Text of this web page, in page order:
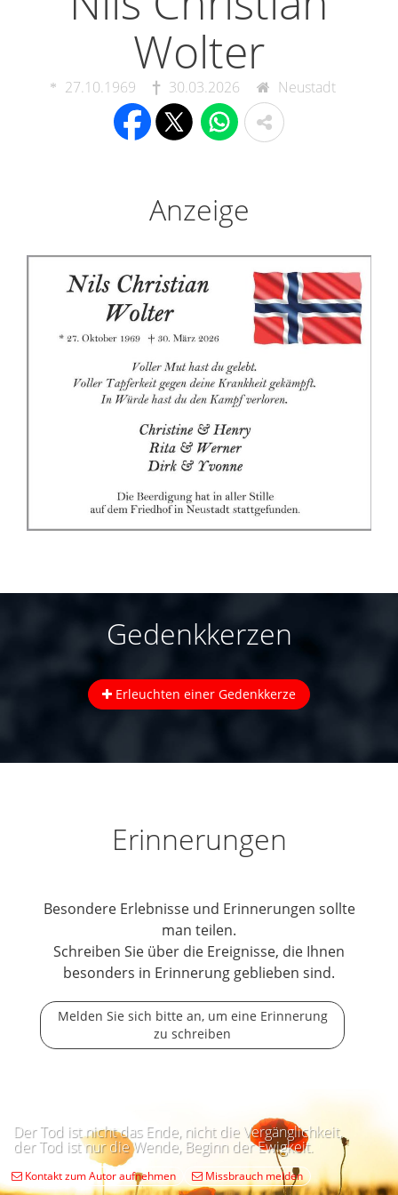
Wolter
27.10.1969 30.03.2026 Neustadt
Anzeige
Gedenkkerzen
Erleuchten einer Gedenkkerze
Erinnerungen
Besondere Erlebnisse und Erinnerungen sollte
man teilen.
Schreiben Sie über die Ereignisse, die Ihnen
besonders in Erinnerung geblieben sind.
Melden Sie sich bitte an, um eine Erinnerung
zu schreiben
Der Tod ist nicht das Ende, nicht die Vergänglichkeit,
der Tod ist nur die Wende, Beginn der Ewigkeit.
Kontakt zum Autor aufnehmen Missbrauch melden